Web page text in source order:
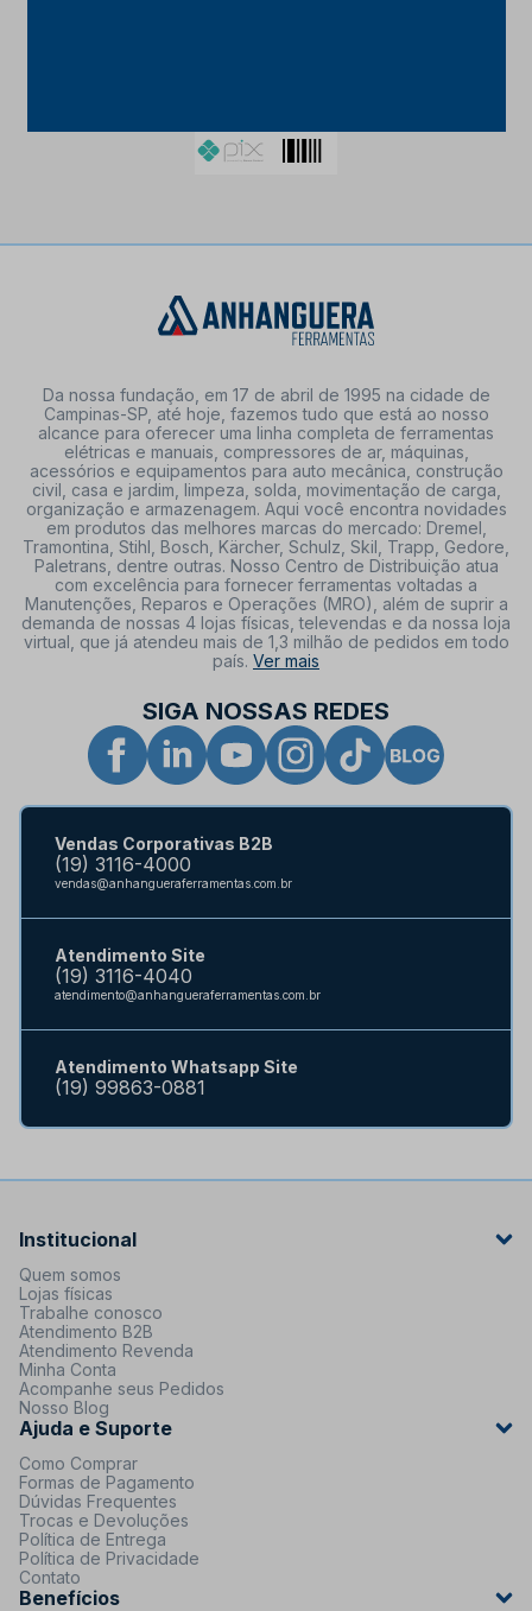
Da nossa fundação, em 17 de abril de 1995 na cidade de
Campinas-SP, até hoje, fazemos tudo que está ao nosso
alcance para oferecer uma linha completa de ferramentas
elétricas e manuais, compressores de ar, máquinas,
acessórios e equipamentos para auto mecânica, construção
civil, casa e jardim, limpeza, solda, movimentação de carga,
organização e armazenagem. Aqui você encontra novidades
em produtos das melhores marcas do mercado: Dremel,
Tramontina, Stihl, Bosch, Kärcher, Schulz, Skil, Trapp, Gedore,
Paletrans, dentre outras. Nosso Centro de Distribuição atua
com excelência para fornecer ferramentas voltadas a
Manutenções, Reparos e Operações (MRO), além de suprir a
demanda de nossas 4 lojas físicas, televendas e da nossa loja
virtual, que já atendeu mais de 1,3 milhão de pedidos em todo
país. Ver mais
SIGA NOSSAS REDES
Vendas Corporativas B2B
(19) 3116-4000
vendas@anhangueraferramentas.com.br
Atendimento Site
(19) 3116-4040
atendimento@anhangueraferramentas.com.br
Atendimento Whatsapp Site
(19) 99863-0881
Institucional
Quem somos
Lojas físicas
Trabalhe conosco
Atendimento B2B
Atendimento Revenda
Minha Conta
Acompanhe seus Pedidos
Nosso Blog
Ajuda e Suporte
Como Comprar
Formas de Pagamento
Dúvidas Frequentes
Trocas e Devoluções
Política de Entrega
Política de Privacidade
Contato
Benefícios